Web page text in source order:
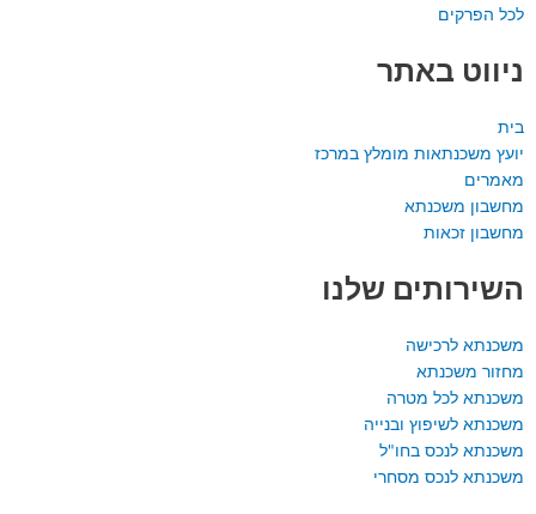
השירותים שלנו
משכנתא לרכישה
מחזור משכנתא
משכנתא לכל מטרה
משכנתא לשיפוץ ובנייה
משכנתא לנכס בחו"ל
משכנתא לנכס מסחרי
ניווט באתר
בית
יועץ משכנתאות מומלץ במרכז
מאמרים
מחשבון משכנתא
מחשבון זכאות
לכל הפרקים